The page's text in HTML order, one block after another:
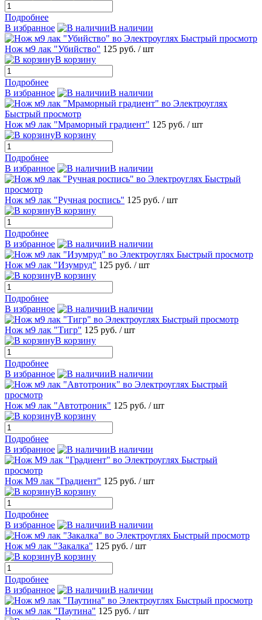
Подробнее
В избранное
В наличии
Быстрый просмотр
Нож м9 лак "Убийство" 125 руб. / шт
В корзину
Подробнее
В избранное
В наличии
Быстрый просмотр
Нож м9 лак "Мраморный градиент" 125 руб. / шт
В корзину
Подробнее
В избранное
В наличии
Быстрый
просмотр
Нож м9 лак "Ручная роспись" 125 руб. / шт
В корзину
Подробнее
В избранное
В наличии
Быстрый просмотр
Нож м9 лак "Изумруд" 125 руб. / шт
В корзину
Подробнее
В избранное
В наличии
Быстрый просмотр
Нож м9 лак "Тигр" 125 руб. / шт
В корзину
Подробнее
В избранное
В наличии
Быстрый
просмотр
Нож м9 лак "Автотроник" 125 руб. / шт
В корзину
Подробнее
В избранное
В наличии
Быстрый
просмотр
Нож М9 лак "Градиент" 125 руб. / шт
В корзину
Подробнее
В избранное
В наличии
Быстрый просмотр
Нож м9 лак "Закалка" 125 руб. / шт
В корзину
Подробнее
В избранное
В наличии
Быстрый просмотр
Нож м9 лак "Паутина" 125 руб. / шт